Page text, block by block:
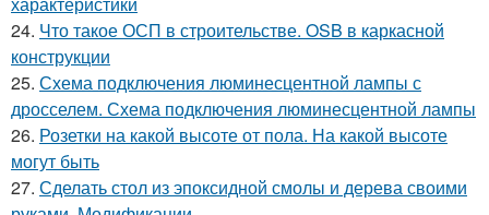
24. Что такое ОСП в строительстве. OSB в каркасной
конструкции
25. Схема подключения люминесцентной лампы с
дросселем. Схема подключения люминесцентной лампы
26. Розетки на какой высоте от пола. На какой высоте
могут быть
27. Сделать стол из эпоксидной смолы и дерева своими